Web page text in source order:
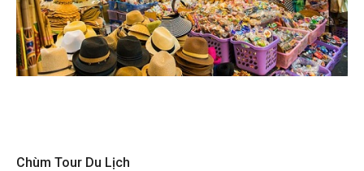
Chùm Tour Du Lịch